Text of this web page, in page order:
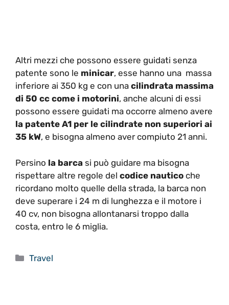
Altri mezzi che possono essere guidati senza
patente sono le minicar, esse hanno una massa
inferiore ai 350 kg e con una cilindrata massima
di 50 cc come i motorini, anche alcuni di essi
possono essere guidati ma occorre almeno avere
la patente A1 per le cilindrate non superiori ai
35 kW, e bisogna almeno aver compiuto 21 anni.
Persino la barca si può guidare ma bisogna
rispettare altre regole del codice nautico che
ricordano molto quelle della strada, la barca non
deve superare i 24 m di lunghezza e il motore i
40 cv, non bisogna allontanarsi troppo dalla
costa, entro le 6 miglia.
Categorie
Travel